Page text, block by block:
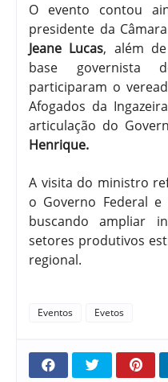
O evento contou
presidente da
Jeane Lucas, além
base governista
participaram o
Afogados da Ingazeira
articulação do
Henrique.
A visita do ministro
o Governo Federal
buscando ampliar
setores produtivos
regional.
Eventos Evetos